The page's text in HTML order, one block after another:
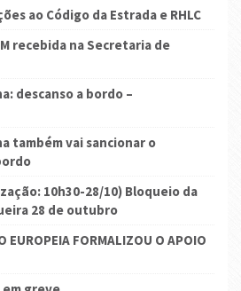
ao Código da Estrada e RHLC
recebida na Secretaria de
descanso a bordo –
também vai sancionar o
10h30-28/10) Bloqueio da
28 de outubro
EUROPEIA FORMALIZOU O APOIO